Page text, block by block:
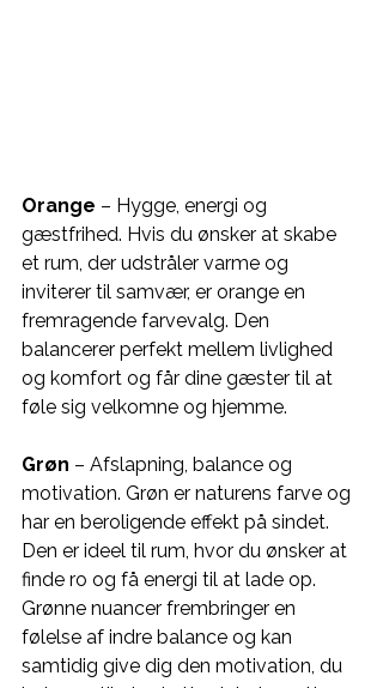
Orange – Hygge, energi og
gæstfrihed. Hvis du ønsker at skabe
et rum, der udstråler varme og
inviterer til samvær, er orange en
fremragende farvevalg. Den
balancerer perfekt mellem livlighed
og komfort og får dine gæster til at
føle sig velkomne og hjemme.
Grøn – Afslapning, balance og
motivation. Grøn er naturens farve og
har en beroligende effekt på sindet.
Den er ideel til rum, hvor du ønsker at
finde ro og få energi til at lade op.
Grønne nuancer frembringer en
følelse af indre balance og kan
samtidig give dig den motivation, du